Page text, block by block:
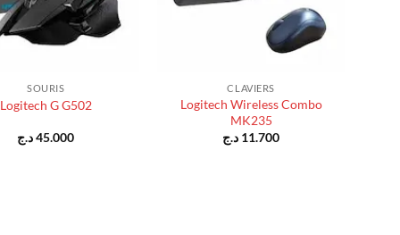
SOURIS
Logitech G G502
45.000د.ج
CLAVIERS
Logitech Wireless Combo
MK235
11.700 د.ج